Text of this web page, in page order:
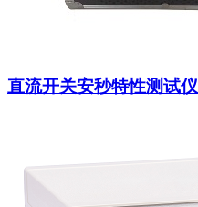
直流开关安秒特性测试仪